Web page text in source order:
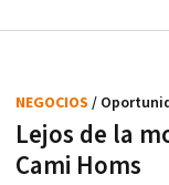
Lejos de la
Cami Homs
NEGOCIOS /